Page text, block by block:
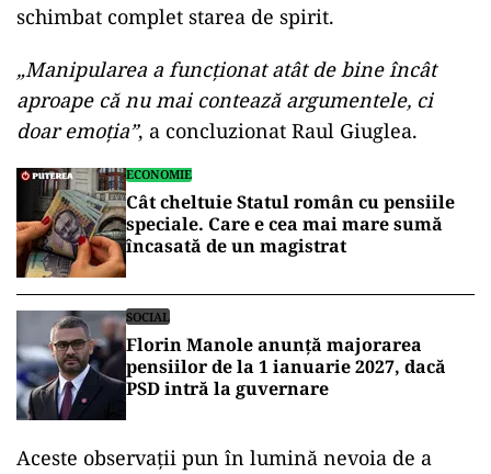
schimbat complet starea de spirit.
„Manipularea a funcționat atât de bine încât
aproape că nu mai contează argumentele, ci
doar emoția”, a concluzionat Raul Giuglea.
ECONOMIE
Cât cheltuie Statul român cu pensiile
speciale. Care e cea mai mare sumă
încasată de un magistrat
SOCIAL
Florin Manole anunță majorarea
pensiilor de la 1 ianuarie 2027, dacă
PSD intră la guvernare
Aceste observații pun în lumină nevoia de a